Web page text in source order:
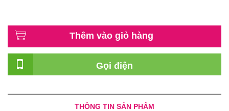
Thêm vào giỏ hàng
Gọi điện
THÔNG TIN SẢN PHẨM